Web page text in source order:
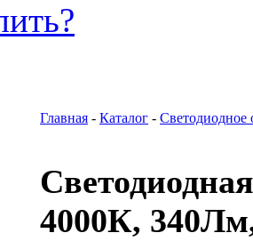
Главная - Каталог - Светодиодное
4000К,